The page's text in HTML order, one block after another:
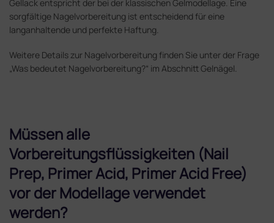
Gellack entspricht der bei der klassischen Gelmodellage. Eine
sorgfältige Nagelvorbereitung ist entscheidend für eine
langanhaltende und perfekte Haftung.
Weitere Details zur Nagelvorbereitung finden Sie unter der Frage
„Was bedeutet Nagelvorbereitung?“ im Abschnitt Gelnägel.
Müssen alle
Vorbereitungsflüssigkeiten (Nail
Prep, Primer Acid, Primer Acid Free)
vor der Modellage verwendet
werden?